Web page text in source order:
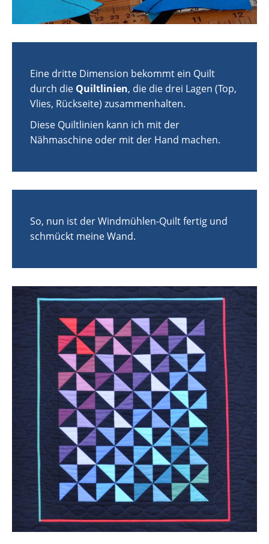
Eine dritte Dimension bekommt ein Quilt
durch die Quiltlinien, die die drei Lagen (Top,
Vlies, Rückseite) zusammenhalten.
Diese Quiltlinien kann ich mit der
Nähmaschine oder mit der Hand machen.
So, nun ist der Windmühlen-Quilt fertig und
schmückt meine Wand.